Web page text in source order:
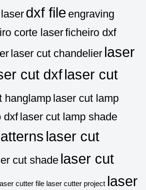
dxf file engraving
corte laserficheiro dxf
laser cut chandelier laser
cut dxflaser cut
hanglamp laser cut lamp
dxf laser cut lamp shade
laser cut
cut shade laser cut
laser cutter file laser cutter project laser